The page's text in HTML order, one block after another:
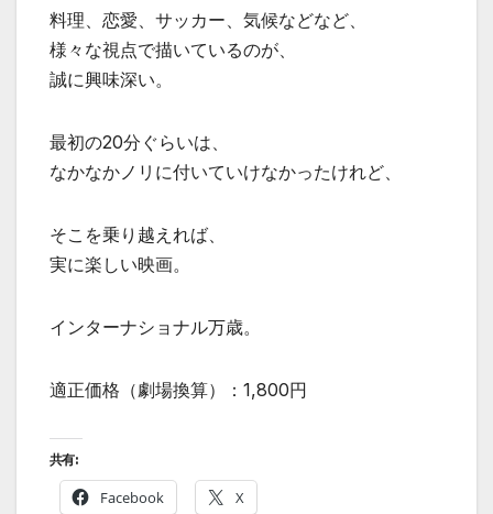
料理、恋愛、サッカー、気候などなど、
様々な視点で描いているのが、
誠に興味深い。
最初の20分ぐらいは、
なかなかノリに付いていけなかったけれど、
そこを乗り越えれば、
実に楽しい映画。
インターナショナル万歳。
適正価格（劇場換算）：1,800円
共有:
Facebook X